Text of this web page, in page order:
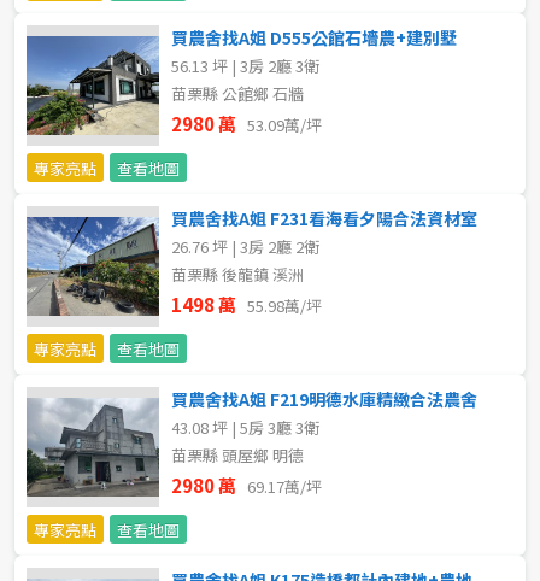
~ 樓
格局
不拘
2房 3房
4房 5房以上
屋齡
不拘
5-10 年
20-30 年
買農舍找A姐 D555公館石墻農+建別墅
56.13 坪 | 3房 2廳 3衛
苗栗縣 公館鄉 石牆
2980 萬 53.09萬/坪
專家亮點
查看地圖
買農舍找A姐 F231看海看夕陽合法資材室
26.76 坪 | 3房 2廳 2衛
苗栗縣 後龍鎮 溪洲
1498 萬 55.98萬/坪
專家亮點
查看地圖
買農舍找A姐 F219明德水庫精緻合法農舍
43.08 坪 | 5房 3廳 3衛
苗栗縣 頭屋鄉 明德
2980 萬 69.17萬/坪
專家亮點
查看地圖